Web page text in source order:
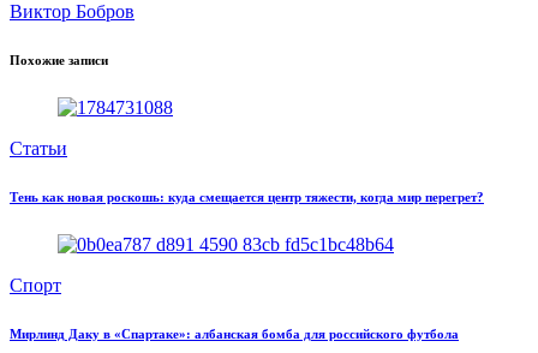
Виктор Бобров
Похожие записи
Статьи
Тень как новая роскошь: куда смещается центр тяжести, когда мир перегрет?
Спорт
Мирлинд Даку в «Спартаке»: албанская бомба для российского футбола